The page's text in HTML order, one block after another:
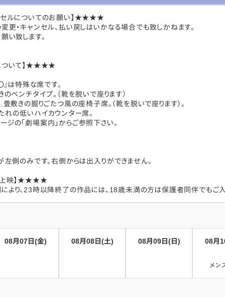
ルについてのお願い】★★★★
更・キャンセル、払い戻しはいかなる場合でも致しかねます。
い致します。
ついて】★★★★
は特殊な席です。
ベンチタイプ。（靴を脱いで座ります）
敷きの掘りごたつ風の座椅子席。（靴を脱いで座ります）。
れの低いハイカウンター席。
の「劇場案内」からご参照下さい。
側のみです。右側からは出入りができません。
映】★★★★
より、23時以降終了の作品には、18歳未満の方は保護者同伴でもご入
08月07日(金) 08月08日(土) 08月09日(日) 08月
メン